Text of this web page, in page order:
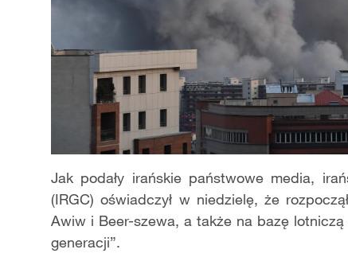
Jak podały irańskie państwowe media,
(IRGC) oświadczył w niedzielę, że
Awiw i Beer-szewa, a także na bazę
generacji”.